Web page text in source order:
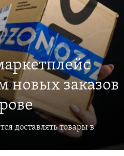
новых заказов
доставлять товары в